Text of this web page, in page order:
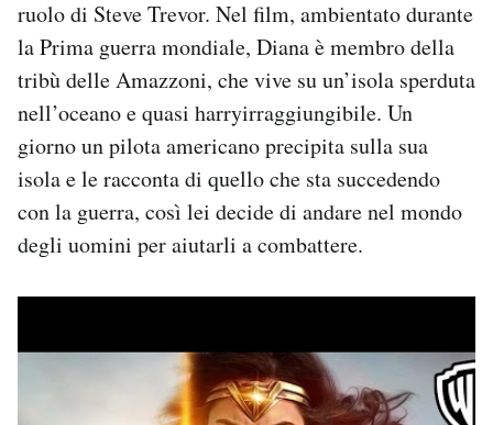
ruolo di Steve Trevor. Nel film, ambientato durante
la Prima guerra mondiale, Diana è membro della
tribù delle Amazzoni, che vive su un’isola sperduta
nell’oceano e quasi harryirraggiungibile. Un
giorno un pilota americano precipita sulla sua
isola e le racconta di quello che sta succedendo
con la guerra, così lei decide di andare nel mondo
degli uomini per aiutarli a combattere.